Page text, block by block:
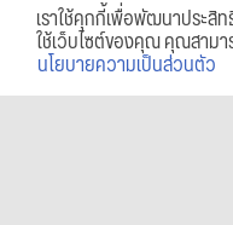
เราใช้คุกกี้เพื่อพัฒนาประสิ
ใช้เว็บไซต์ของคุณ คุณสาม
นโยบายความเป็นส่วนตัว